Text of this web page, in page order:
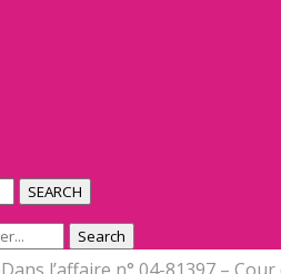
SEARCH
Search